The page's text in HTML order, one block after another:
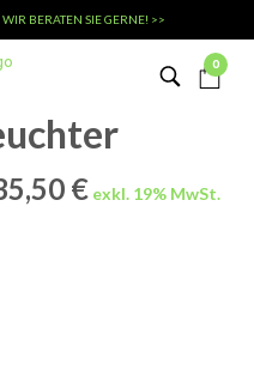
BERATEN SIE GERNE! >>
0
€